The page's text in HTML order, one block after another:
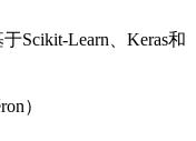
Scikit-Learn、Keras和
）